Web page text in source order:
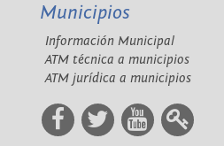
Municipios
Información Municipal
ATM técnica a municipios
ATM jurídica a municipios